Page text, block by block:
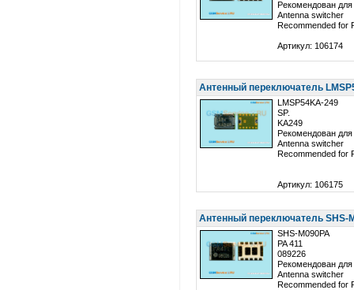
Рекомендован
Antenna switcher
Recommended for
Артикул: 106174
Антенный переключатель
LMSP54KA-249
SP.
KA249
Рекомендован
Antenna switcher
Recommended for
Артикул: 106175
Антенный переключатель SHS-
SHS-M090PA
PA 411
089226
Рекомендован
Antenna switcher
Recommended for